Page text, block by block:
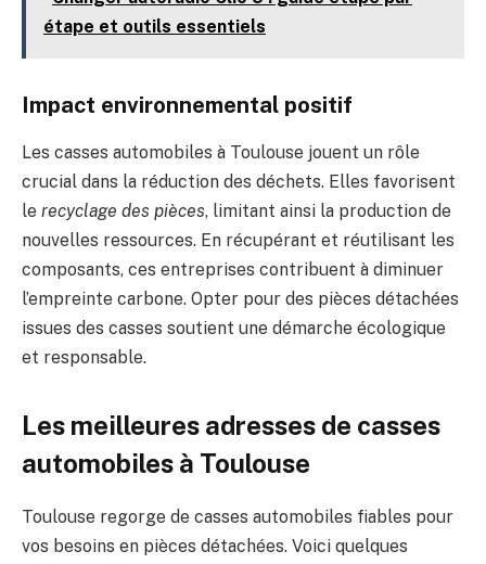
étape et outils essentiels
Impact environnemental positif
Les casses automobiles à Toulouse jouent un rôle
crucial dans la réduction des déchets. Elles favorisent
le recyclage des pièces, limitant ainsi la production de
nouvelles ressources. En récupérant et réutilisant les
composants, ces entreprises contribuent à diminuer
l’empreinte carbone. Opter pour des pièces détachées
issues des casses soutient une démarche écologique
et responsable.
Les meilleures adresses de casses
automobiles à Toulouse
Toulouse regorge de casses automobiles fiables pour
vos besoins en pièces détachées. Voici quelques